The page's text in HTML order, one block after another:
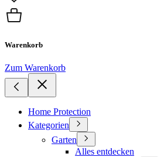
Warenkorb
Zum Warenkorb
Home Protection
Kategorien
Garten
Alles entdecken